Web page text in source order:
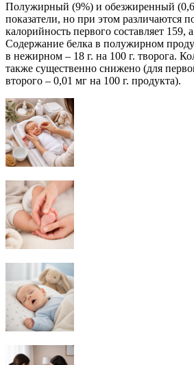
Полужирный (9%) и обезжиренный
показатели, но при этом различаются
калорийность первого составляет 159,
Содержание белка в полужирном
в нежирном – 18 г. на 100 г. творога.
также существенно снижено (для
второго – 0,01 мг на 100 г. продукта).